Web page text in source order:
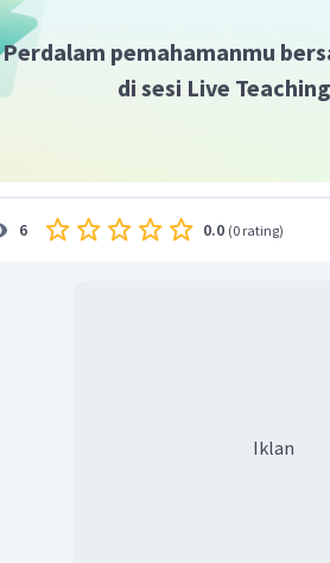
Perdalam pemahamanmu
di sesi Live
6 0.0 (0 rating)
Iklan